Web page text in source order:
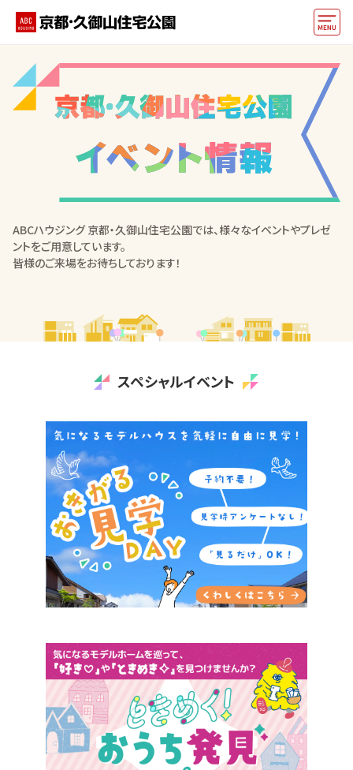
モデルハウス
おうちカウンター
好みからモデルハウスを探す
住まいづくりお役立ち情報
マイページ
ABCハウジング 京都・久御山住宅公園では、様々なイベントやプレゼ
ントをご用意しています。
皆様のご来場をお待ちしております！
スペシャルイベント